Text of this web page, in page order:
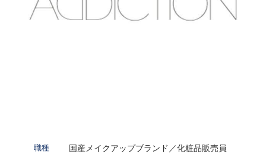
職種 国産メイクアップブランド／化粧品販売員